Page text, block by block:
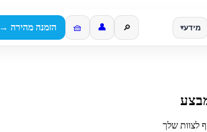
מידע▾
🔎
👤
🧺 הזמנה מהירה →
לצוות שלך